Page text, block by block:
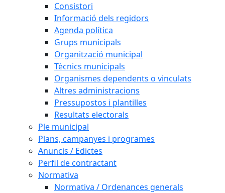
Consistori
Informació dels regidors
Agenda política
Grups municipals
Organització municipal
Tècnics municipals
Organismes dependents o vinculats
Altres administracions
Pressupostos i plantilles
Resultats electorals
Ple municipal
Plans, campanyes i programes
Anuncis / Edictes
Perfil de contractant
Normativa
Normativa / Ordenances generals